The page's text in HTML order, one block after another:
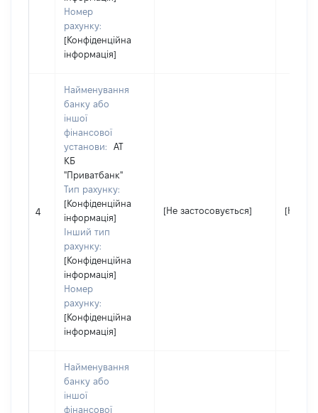
Номер
рахунку:
[Конфіденційна
інформація]
4
Найменування
банку або
іншої
фінансової
установи:
АТ
КБ
"Приватбанк"
Тип рахунку:
[Конфіденційна
інформація]
Інший тип
рахунку:
[Конфіденційна
інформація]
Номер
рахунку:
[Конфіденційна
інформація]
[Не застосовується] [Не
Найменування
банку або
іншої
фінансової